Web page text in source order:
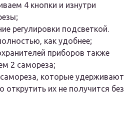
4 кнопки и изнутри
регулировки подсветкой.
как удобнее;
приборов также
2 самореза;
которые удерживают
открутить их не получится без